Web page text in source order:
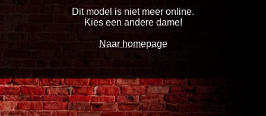
Dit model is niet meer online.
Kies een andere dame!
Naar homepage